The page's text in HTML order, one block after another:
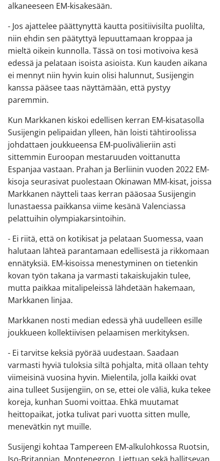
alkaneeseen EM-kisakesään.
- Jos ajattelee päättynyttä kautta positiivisilta puolilta,
niin ehdin sen päätyttyä lepuuttamaan kroppaa ja
mieltä oikein kunnolla. Tässä on tosi motivoiva kesä
edessä ja pelataan isoista asioista. Kun kauden aikana
ei mennyt niin hyvin kuin olisi halunnut, Susijengin
kanssa pääsee taas näyttämään, että pystyy
paremmin.
Kun Markkanen kiskoi edellisen kerran EM-kisatasolla
Susijengin pelipaidan ylleen, hän loisti tähtiroolissa
johdattaen joukkueensa EM-puolivälieriin asti
sittemmin Euroopan mestaruuden voittanutta
Espanjaa vastaan. Prahan ja Berliinin vuoden 2022 EM-
kisoja seurasivat puolestaan Okinawan MM-kisat, joissa
Markkanen näytteli taas kerran pääosaa Susijengin
lunastaessa paikkansa viime kesänä Valenciassa
pelattuihin olympiakarsintoihin.
- Ei riitä, että on kotikisat ja pelataan Suomessa, vaan
halutaan lähteä parantamaan edellisestä ja rikkomaan
ennätyksiä. EM-kisoissa menestyminen on tietenkin
kovan työn takana ja varmasti takaiskujakin tulee,
mutta paikkaa mitalipeleissä lähdetään hakemaan,
Markkanen linjaa.
Markkanen nosti median edessä yhä uudelleen esille
joukkueen kollektiivisen pelaamisen merkityksen.
- Ei tarvitse keksiä pyörää uudestaan. Saadaan
varmasti hyviä tuloksia siltä pohjalta, mitä ollaan tehty
viimeisinä vuosina hyvin. Mielentila, jolla kaikki ovat
aina tulleet Susijengiin, on se, ettei ole väliä, kuka tekee
koreja, kunhan Suomi voittaa. Ehkä muutamat
heittopaikat, jotka tulivat pari vuotta sitten mulle,
menevätkin nyt muille.
Susijengi kohtaa Tampereen EM-alkulohkossa Ruotsin,